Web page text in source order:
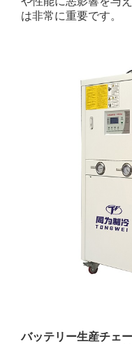
は非常に重要です。
バッテリー生産チェ